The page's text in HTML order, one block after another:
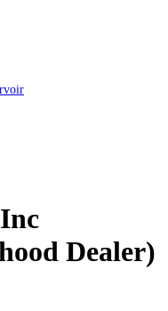
Dealer)